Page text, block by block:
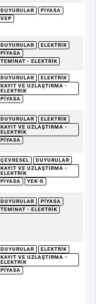
DUYURULAR
PIYASA
VEP
DUYURULAR
ELEKTRIK
PIYASA
TEMINAT - ELEKTRIK
DUYURULAR
ELEKTRIK
KAYIT VE UZLAŞTIRMA -
ELEKTRIK
PIYASA
DUYURULAR
ELEKTRIK
KAYIT VE UZLAŞTIRMA -
ELEKTRIK
PIYASA
ÇEVRESEL
DUYURULAR
KAYIT VE UZLAŞTIRMA -
ELEKTRIK
PIYASA
YEK-G
DUYURULAR
PIYASA
TEMINAT - ELEKTRIK
DUYURULAR
ELEKTRIK
KAYIT VE UZLAŞTIRMA -
ELEKTRIK
PIYASA